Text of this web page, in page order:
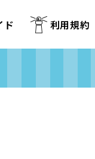
ド 利用規約